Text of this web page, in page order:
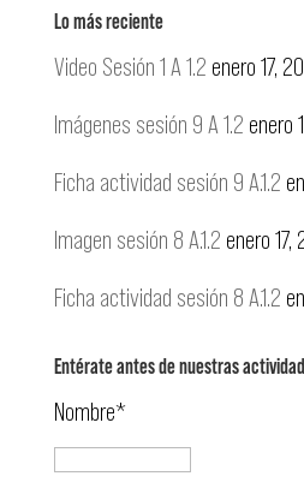
Lo más reciente
Video Sesión 1 A 1.2 enero 17,
Imágenes sesión 9 A 1.2 enero
Ficha actividad sesión 9 A.1.2
Imagen sesión 8 A.1.2 enero 17,
Ficha actividad sesión 8 A.1.2
Entérate antes de nuestras
Nombre*